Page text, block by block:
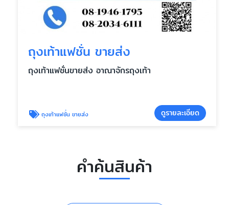
ถุงเท้าแฟชั่น ขายส่ง
ถุงเท้าแฟชั่นขายส่ง อาณาจักรถุงเท้า
ถุงเท้าแฟชั่น ขายส่ง ดูรายละเอียด
คำค้นสินค้า